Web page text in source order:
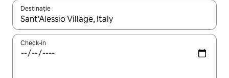
Destinație
Când se încarcă rezultatele, navighează folosind tastele
Check-in